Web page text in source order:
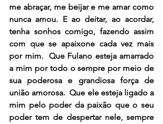
me abraçar, me beijar e me amar como
nunca amou. E ao deitar, ao acordar,
tenha sonhos comigo, fazendo assim
com que se apaixone cada vez mais
por mim.  Que Fulano esteja amarrado
a mim por todo o sempre por meio de
sua poderosa e grandiosa força de
união amorosa.  Que ele esteja ligado a
mim pelo poder da paixão que o seu
poder tem de despertar nele, sempre